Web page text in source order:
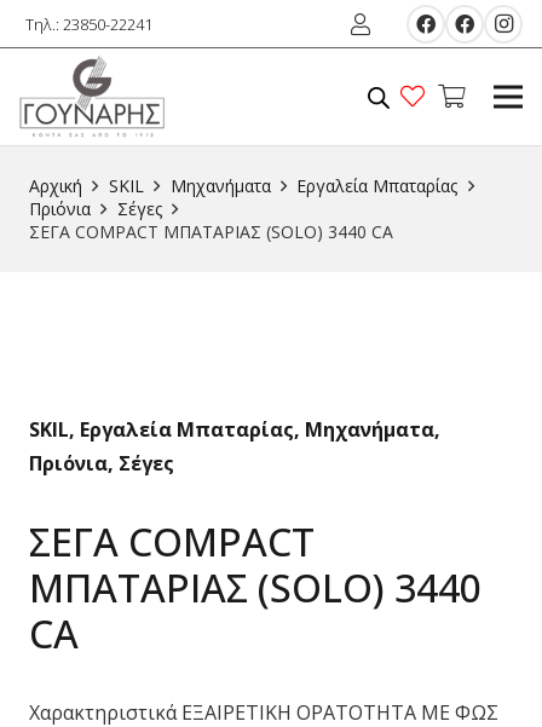
Τηλ.: 23850-22241
Αρχική SKIL Μηχανήματα
Εργαλεία Μπαταρίας
Πριόνια
Σέγες
ΣΕΓΑ COMPACT ΜΠΑΤΑΡΙΑΣ (SOLO) 3440 CA
SKIL, Εργαλεία Μπαταρίας, Μηχανήματα,
Πριόνια, Σέγες
ΣΕΓΑ COMPACT
ΜΠΑΤΑΡΙΑΣ (SOLO) 3440
CA
Χαρακτηριστικά ΕΞΑΙΡΕΤΙΚΗ ΟΡΑΤΟΤΗΤΑ ΜΕ ΦΩΣ